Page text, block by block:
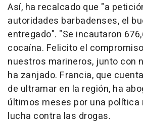
Así, ha recalcado que "a
autoridades barbadenses, el
entregado". "Se incautaron
cocaína. Felicito el
nuestros marineros, junto con
ha zanjado. Francia, que
de ultramar en la región, ha
últimos meses por una política
lucha contra las drogas.